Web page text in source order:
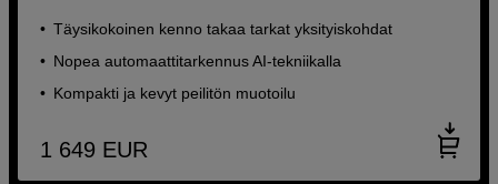
Täysikokoinen kenno takaa tarkat yksityiskohdat
Nopea automaattitarkennus AI-tekniikalla
Kompakti ja kevyt peilitön muotoilu
1 649 EUR